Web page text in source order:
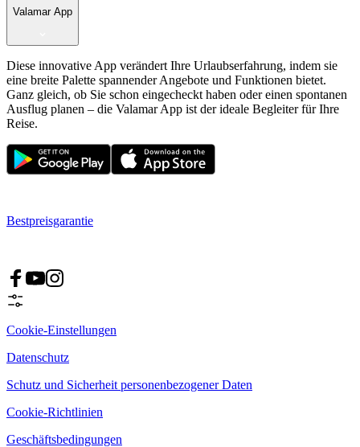
Valamar App
Diese innovative App verändert Ihre Urlaubserfahrung, indem sie
eine breite Palette spannender Angebote und Funktionen bietet.
Ganz gleich, ob Sie schon eingecheckt haben oder einen spontanen
Ausflug planen – die Valamar App ist der ideale Begleiter für Ihre
Reise.
Bestpreisgarantie
Cookie-Einstellungen
Datenschutz
Schutz und Sicherheit personenbezogener Daten
Cookie-Richtlinien
Geschäftsbedingungen